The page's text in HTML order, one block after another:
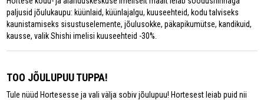
paljusid jõulukaupu: küünlaid, küünlajalgu, kuuseehteid, kodu talviseks
kaunistamiseks sisustuselemente, jõulusokke, päkapikumütse, kandikuid,
kausse, valik Shishi imelisi kuuseehteid -30%.
TOO JÕULUPUU TUPPA!
Tule nüüd Hortesesse ja vali välja sobiv jõulupuu! Hortesest leiab puid nii